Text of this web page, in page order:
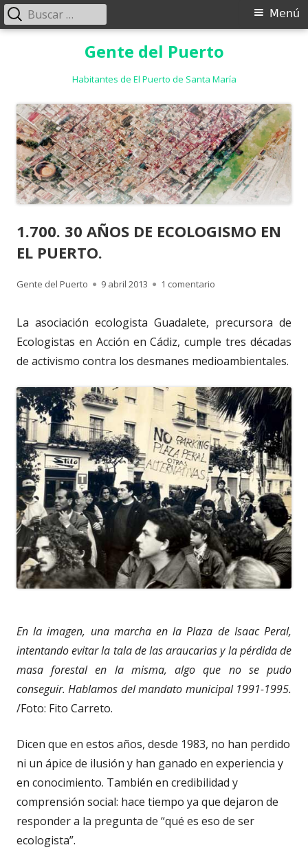
Gente del Puerto
Habitantes de El Puerto de Santa María
Menú
Menú
Buscar:
1.700. 30 AÑOS DE ECOLOGISMO EN
EL PUERTO.
Autor
Gente del Puerto
Publicado
9 abril 2013 1 comentario
La asociación ecologista Guadalete, precursora de
Ecologistas en Acción en Cádiz, cumple tres décadas
de activismo contra los desmanes medioambientales.
En la imagen, una marcha en la Plaza de Isaac Peral,
intentando evitar la tala de las araucarias y la pérdida de
masa forestal en la misma, algo que no se pudo
conseguir. Hablamos del mandato municipal 1991-1995.
/Foto: Fito Carreto.
Dicen que en estos años, desde 1983, no han perdido
ni un ápice de ilusión y han ganado en experiencia y
en conocimiento. También en credibilidad y
comprensión social: hace tiempo ya que dejaron de
responder a la pregunta de “qué es eso de ser
ecologista”.